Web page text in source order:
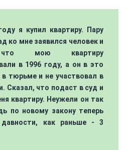
я купил квартиру. Пару
ко мне заявился человек и
мою квартиру
в 1996 году, а он в это
тюрьме и не участвовал в
Сказал, что подаст в суд и
квартиру. Неужели он так
по новому закону теперь
как раньше - 3